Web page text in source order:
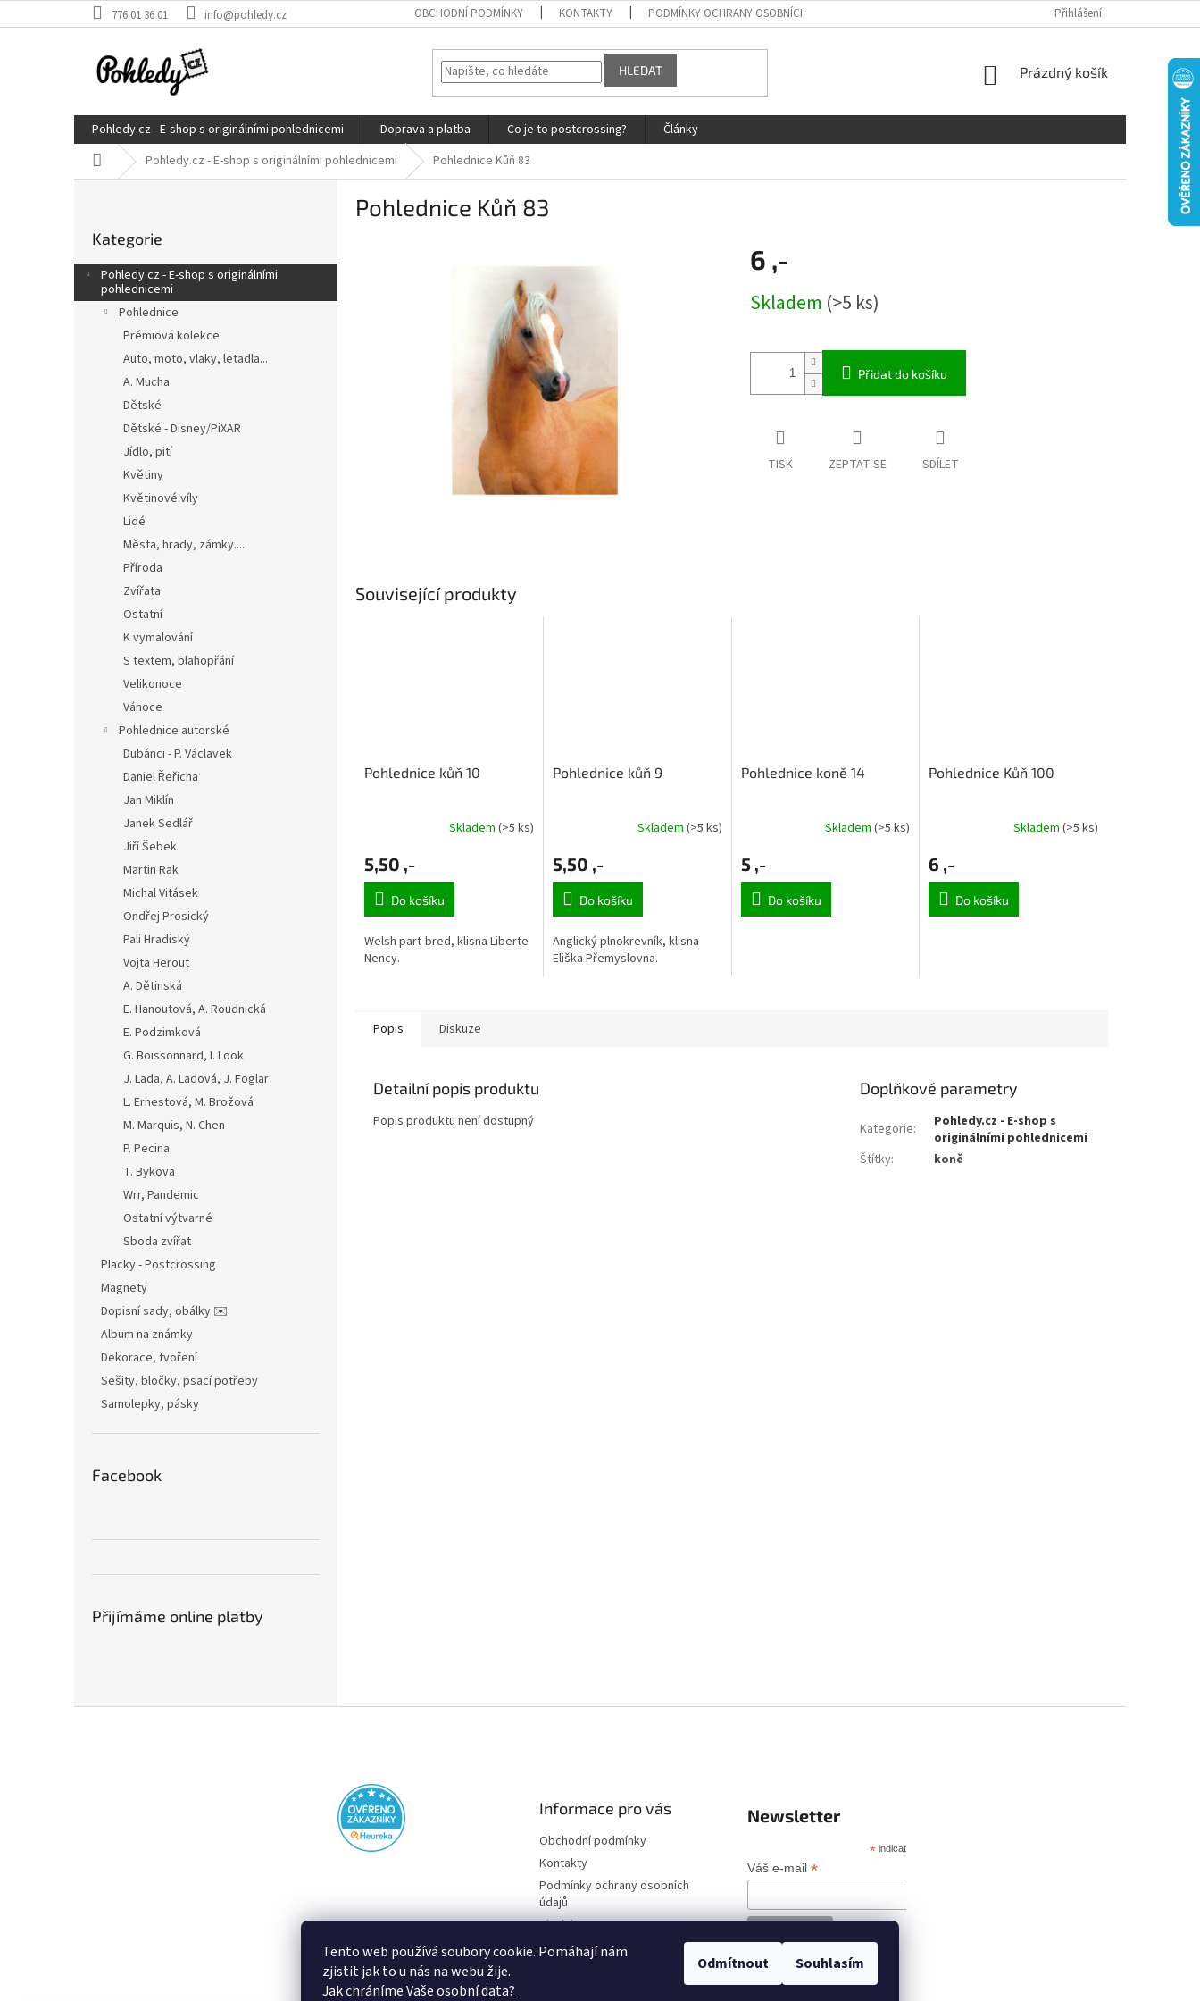
Tento web používá soubory cookie. Pomáhají nám
zjistit jak to u nás na webu žije.
Jak chráníme Vaše osobní data?
Odmítnout Souhlasím
na
776 01 36 01 info@pohledy.cz OBCHODNÍ PODMÍNKY KONTAKTY PODMÍNKY OCHRANY OSOBNÍCH ÚDAJŮ Přihlášení
HLEDAT
NÁKUPNÍ
Prázdný košík
Pohledy.cz - E-shop s originálními pohlednicemi Doprava a platba Co je to postcrossing?
Články
Domů Pohledy.cz - E-shop s originálními pohlednicemi Pohlednice Kůň 83
r
n
kategorie
Kategorie
Pohledy.cz - E-shop s originálními
pohlednicemi
Pohlednice
Prémiová kolekce
Auto, moto, vlaky, letadla...
A. Mucha
Dětské
Dětské - Disney/PiXAR
Jídlo, pití
Květiny
Květinové víly
Lidé
Města, hrady, zámky....
Příroda
Zvířata
Ostatní
K vymalování
S textem, blahopřání
Velikonoce
Vánoce
Pohlednice autorské
Dubánci - P. Václavek
Daniel Řeřicha
Jan Miklín
Janek Sedlář
Jiří Šebek
Martin Rak
Michal Vitásek
Ondřej Prosický
Pali Hradiský
Vojta Herout
A. Dětinská
E. Hanoutová, A. Roudnická
E. Podzimková
G. Boissonnard, I. Löök
J. Lada, A. Ladová, J. Foglar
L. Ernestová, M. Brožová
M. Marquis, N. Chen
P. Pecina
T. Bykova
Wrr, Pandemic
Ostatní výtvarné
Sboda zvířat
Placky - Postcrossing
Magnety
Dopisní sady, obálky ✉️
Album na známky
Dekorace, tvoření
Sešity, bločky, psací potřeby
Samolepky, pásky
Facebook
Přijímáme online platby
Pohlednice Kůň 83
6 ,-
cena:
Skladem (>5 ks)
Přidat do košíku
TISK ZEPTAT SE SDÍLET
Související produkty
Pohlednice kůň 10
Skladem (>5 ks)
5,50 ,-
Do košíku
Welsh part-bred, klisna Liberte
Nency.
Pohlednice kůň 9
Skladem (>5 ks)
5,50 ,-
Do košíku
Anglický plnokrevník, klisna
Eliška Přemyslovna.
Pohlednice koně 14
Skladem(>5 ks)
5 ,-
Do košíku
Pohlednice Kůň 100
Skladem (>5 ks)
6 ,-
Do košíku
Popis Diskuze
Detailní popis produktu
Popis produktu není dostupný
Doplňkové parametry
Kategorie:
Pohledy.cz - E-shop s
originálními pohlednicemi
Štítky: koně
Informace pro vás
Obchodní podmínky
Kontakty
Podmínky ochrany osobních
údajů
Disclaimer
Newsletter
*indicates required
Váš e-mail *